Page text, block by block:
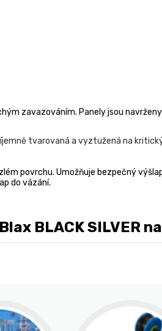
zavazováním. Panely jsou
tvarovaná a vyztužená na
povrchu. Umožňuje bezpečný
do vázání.
BLACK SILVER